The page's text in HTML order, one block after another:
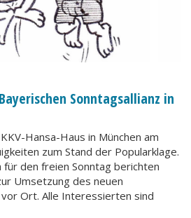
Sonntagsallianz in
Hansa-Haus in München am
zum Stand der Popularklage.
für den freien Sonntag berichten
Umsetzung des neuen
Ort. Alle Interessierten sind